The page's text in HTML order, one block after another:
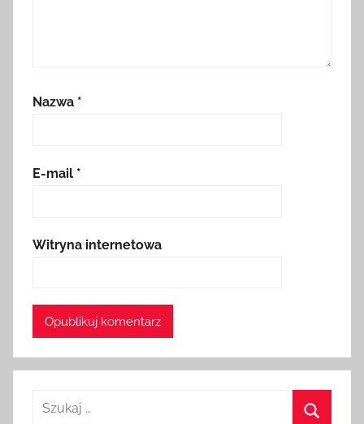
Nazwa *
E-mail *
Witryna internetowa
Szukaj